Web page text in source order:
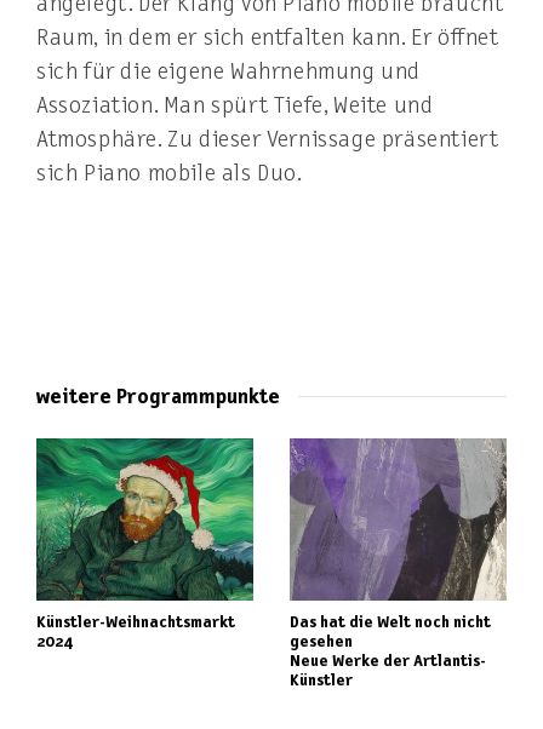
Raum, in dem er sich entfalten kann. Er öffnet
sich für die eigene Wahrnehmung und
Assoziation. Man spürt Tiefe, Weite und
Atmosphäre. Zu dieser Vernissage präsentiert
sich Piano mobile als Duo.
weitere Programmpunkte
Künstler-Weihnachtsmarkt
2024
Das hat die Welt noch nicht
gesehen
Neue Werke der Artlantis-
Künstler